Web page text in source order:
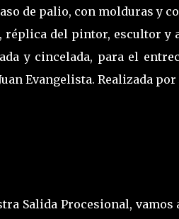
de palio, con molduras y
réplica del pintor, escultor y
y cincelada, para el
Evangelista. Realizada
Salida Procesional, vamos